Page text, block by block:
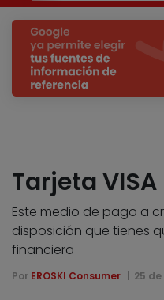
Tarjeta
Este medio de pago a
disposición que tienes
financiera
Por EROSKI Consumer 25